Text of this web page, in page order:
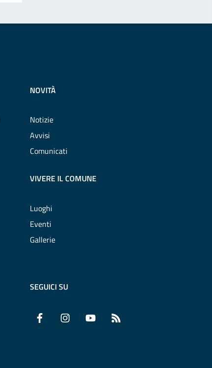
NOVITÀ
Notizie
Avvisi
Comunicati
VIVERE IL COMUNE
Luoghi
Eventi
Gallerie
SEGUICI SU
Facebook InstagramYouTube